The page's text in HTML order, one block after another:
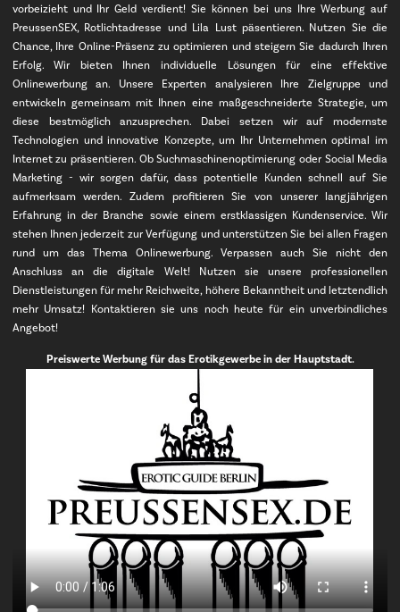
vorbeizieht und Ihr Geld verdient! Sie können bei uns Ihre Werbung auf
PreussenSEX, Rotlichtadresse und Lila Lust päsentieren. Nutzen Sie die
Chance, Ihre Online-Präsenz zu optimieren und steigern Sie dadurch Ihren
Erfolg. Wir bieten Ihnen individuelle Lösungen für eine effektive
Onlinewerbung an. Unsere Experten analysieren Ihre Zielgruppe und
entwickeln gemeinsam mit Ihnen eine maßgeschneiderte Strategie, um
diese bestmöglich anzusprechen. Dabei setzen wir auf modernste
Technologien und innovative Konzepte, um Ihr Unternehmen optimal im
Internet zu präsentieren. Ob Suchmaschinenoptimierung oder Social Media
Marketing - wir sorgen dafür, dass potentielle Kunden schnell auf Sie
aufmerksam werden. Zudem profitieren Sie von unserer langjährigen
Erfahrung in der Branche sowie einem erstklassigen Kundenservice. Wir
stehen Ihnen jederzeit zur Verfügung und unterstützen Sie bei allen Fragen
rund um das Thema Onlinewerbung. Verpassen auch Sie nicht den
Anschluss an die digitale Welt! Nutzen sie unsere professionellen
Dienstleistungen für mehr Reichweite, höhere Bekanntheit und letztendlich
mehr Umsatz! Kontaktieren sie uns noch heute für ein unverbindliches
Angebot!
Preiswerte Werbung für das Erotikgewerbe in der Hauptstadt.